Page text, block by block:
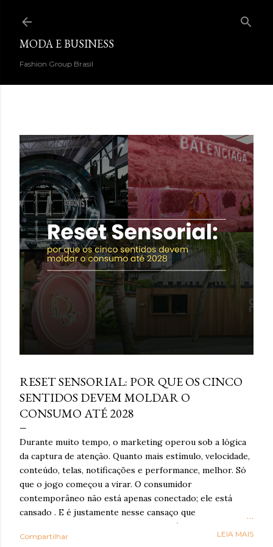
MODA E BUSINESS
Fashion Group Brasil
RESET SENSORIAL: POR QUE OS CINCO
SENTIDOS DEVEM MOLDAR O
CONSUMO ATÉ 2028
Durante muito tempo, o marketing operou sob a lógica
da captura de atenção. Quanto mais estímulo, velocidade,
conteúdo, telas, notificações e performance, melhor. Só
que o jogo começou a virar. O consumidor
contemporâneo não está apenas conectado; ele está
cansado . E é justamente nesse cansaço que o reset
sensorial ganha força: como resposta à exaustão
cognitiva e emocional provocada por anos de
Compartilhar LEIA MAIS